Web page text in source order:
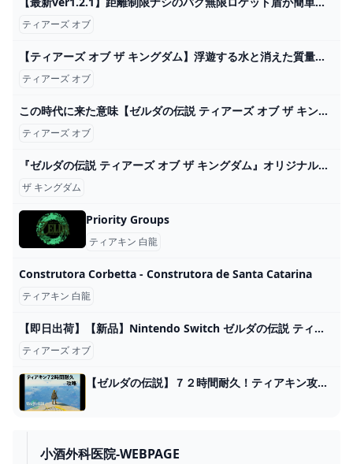
ティアーズ オブ
【ティアーズ オブ ザ キングダム】浮遊する水と消えた質量と飛行機✈ #27 - YouTube
ティアーズ オブ
この時代に来た意味【ゼルダの伝説 ティアーズ オブ ザ キングダム】＃６７ - YouTube
ティアーズ オブ
『ゼルダの伝説 ティアーズ オブ ザ キングダム』オリジナルサウンドトラックが7月31日発売 - TOWER RECORDS ONLINE
ザ キングダム
Priority Groups
ティアキン 白龍
Construtora Corbetta - Construtora de Santa Catarina
ティアキン 白龍
【即日出荷】【新品】Nintendo Switch ゼルダの伝説 ティアーズ オブ ザ キングダム 050640 :4902370550979:ゲームだらけ - 通販 - Yahoo!ショッピング
ティアーズ オブ
【ゼルダの伝説】７２時間耐久！ティアキン攻略配信#6 クリア後【ティアーズオブザキングダム】 - YouTube
小酒外科医院-WEBPAGE